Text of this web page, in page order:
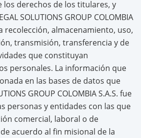
los derechos de los titulares, y
SOLUTIONS GROUP COLOMBIA
recolección, almacenamiento, uso,
transmisión, transferencia y de
que constituyan
personales. La información que
en las bases de datos que
GROUP COLOMBIA S.A.S. fue
personas y entidades con las que
comercial, laboral o de
acuerdo al fin misional de la